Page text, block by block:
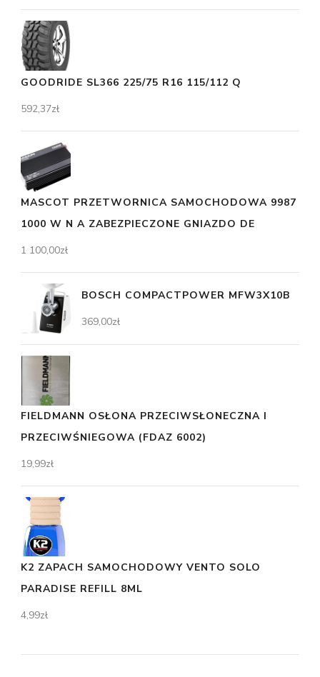
GOODRIDE SL366 225/75 R16 115/112 Q
592,37zł
MASCOT PRZETWORNICA SAMOCHODOWA 9987
1000 W N A ZABEZPIECZONE GNIAZDO DE
1 100,00zł
BOSCH COMPACTPOWER MFW3X10B
369,00zł
FIELDMANN OSŁONA PRZECIWSŁONECZNA I
PRZECIWŚNIEGOWA (FDAZ 6002)
19,99zł
K2 ZAPACH SAMOCHODOWY VENTO SOLO
PARADISE REFILL 8ML
4,99zł